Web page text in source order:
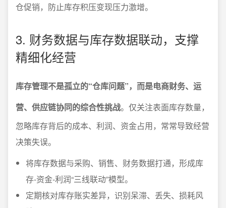
仓促销，防止库存积压变现压力激增。
3. 财务数据与库存数据联动，支撑
精细化经营
库存管理不是孤立的“仓库问题”，而是电商财务、运
营、供应链协同的综合性挑战。仅关注表面库存数量，
忽略库存背后的成本、利润、资金占用，常常导致经营
决策失误。
将库存数据与采购、销售、财务数据打通，形成库
存-资金-利润“三线联动”模型。
定期核对库存账实差异，识别呆滞、丢失、损耗风